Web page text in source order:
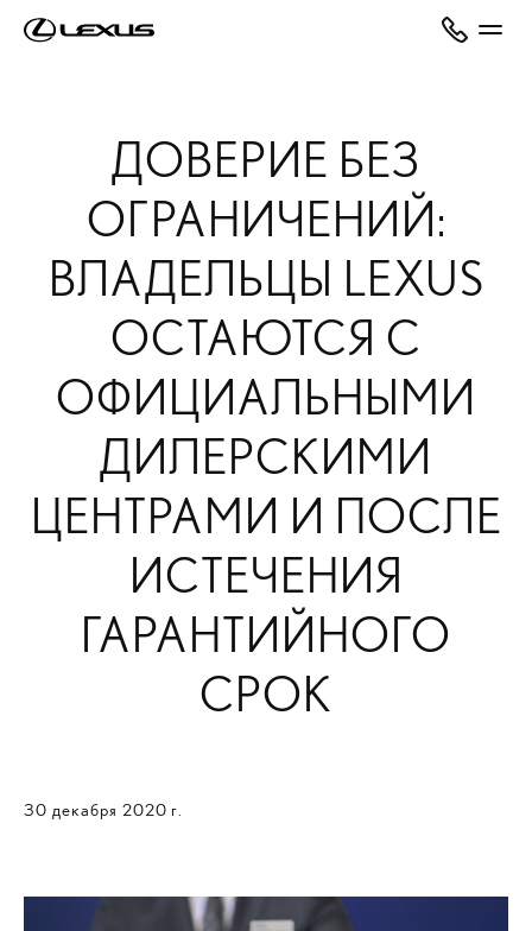
ДОВЕРИЕ БЕЗ
ОГРАНИЧЕНИЙ:
ВЛАДЕЛЬЦЫ LEXUS
ОСТАЮТСЯ С
ОФИЦИАЛЬНЫМИ
ДИЛЕРСКИМИ
ЦЕНТРАМИ И ПОСЛЕ
ИСТЕЧЕНИЯ
ГАРАНТИЙНОГО
СРОК
30 декабря 2020 г.